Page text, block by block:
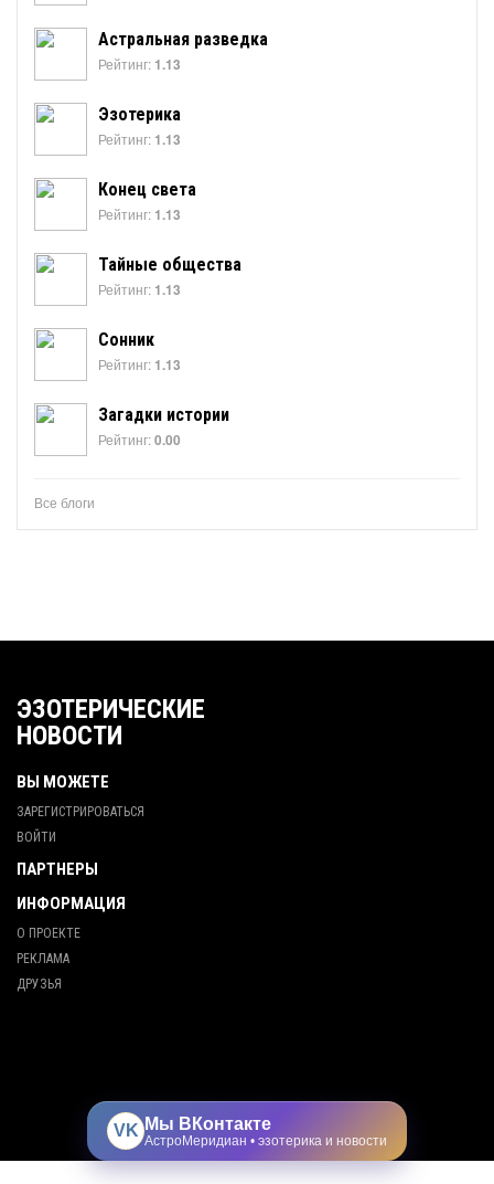
Астральная разведка
Рейтинг: 1.13
Эзотерика
Рейтинг: 1.13
Конец света
Рейтинг: 1.13
Тайные общества
Рейтинг: 1.13
Сонник
Рейтинг: 1.13
Загадки истории
Рейтинг:0.00
Все блоги
ЭЗОТЕРИЧЕСКИЕ
НОВОСТИ
ВЫ МОЖЕТЕ
ЗАРЕГИСТРИРОВАТЬСЯ
ВОЙТИ
ПАРТНЕРЫ
ИНФОРМАЦИЯ
О ПРОЕКТЕ
РЕКЛАМА
ДРУЗЬЯ
VK Мы ВКонтакте
АстроМеридиан • эзотерика и новости